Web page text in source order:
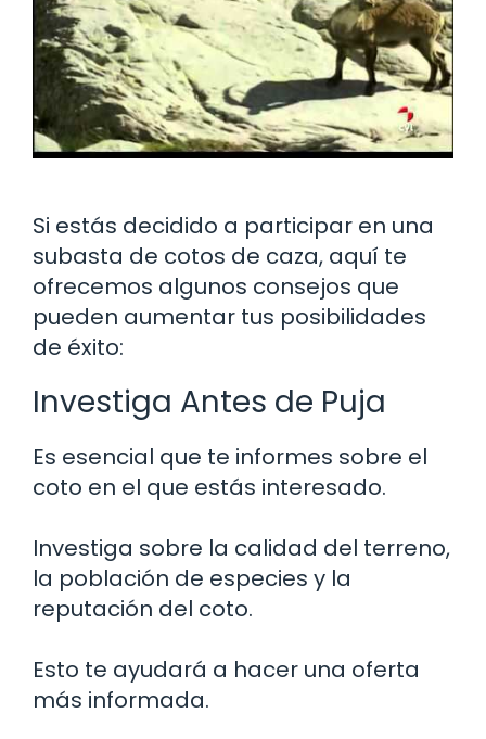
Si estás decidido a participar en una
subasta de cotos de caza, aquí te
ofrecemos algunos consejos que
pueden aumentar tus posibilidades
de éxito:
Investiga Antes de Puja
Es esencial que te informes sobre el
coto en el que estás interesado.
Investiga sobre la calidad del terreno,
la población de especies y la
reputación del coto.
Esto te ayudará a hacer una oferta
más informada.